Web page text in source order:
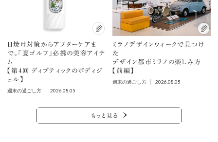
日焼け対策からアフターケアま
で。「夏ゴルフ」必携の美容アイテ
ム
【第4回 ディプティックのボディジ
ェル】
週末の過ごし方 2026.08.05
ミラノデザインウィークで見つけ
た
デザイン都市ミラノの楽しみ方
【前編】
週末の過ごし方 2026.08.05
もっと見る